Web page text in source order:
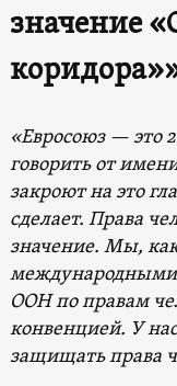
значение
«Евросоюз — это
говорить от
закроют на это
сделает. Права
значение. Мы,
ООН по правам
конвенцией. У нас
защищать права